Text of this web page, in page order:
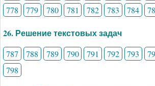
778
779 780 781 782 783 784
26. Решение текстовых задач
787 788 789 790 791 792 793
798